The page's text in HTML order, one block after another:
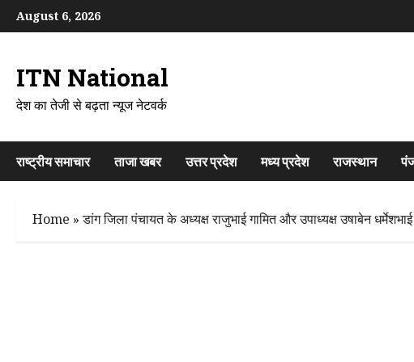
Skip
to
August 6, 2026
ITN National
देश का तेजी से बढ़ता न्यूज नेटवर्क
राष्ट्रीय समाचार ताजा खबर उत्तर प्रदेश मध्य प्रदेश राजस्थान
Home »डांग जिला पंचायत के अध्यक्ष राजुभाई गामित और उपाध्यक्ष उषाबेन